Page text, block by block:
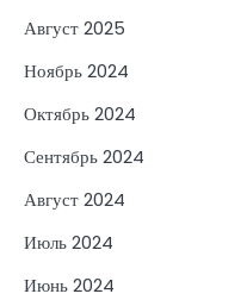
Август 2025
Ноябрь 2024
Октябрь 2024
Сентябрь 2024
Август 2024
Июль 2024
Июнь 2024